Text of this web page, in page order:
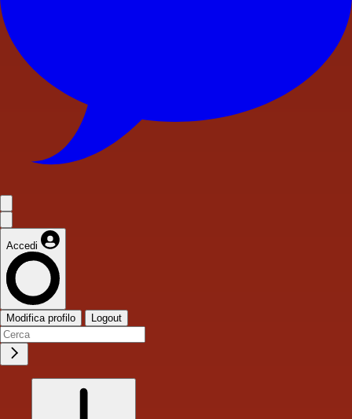
Accedi
Modifica profilo Logout